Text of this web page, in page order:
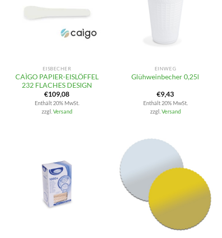
EISBECHER
CAÌGO PAPIER-EISLÖFFEL
232 FLACHES DESIGN
€109,08
Enthält 20% MwSt.
zzgl. Versand
EINWEG
Glühweinbecher 0,25l
€9,43
Enthält 20% MwSt.
zzgl. Versand